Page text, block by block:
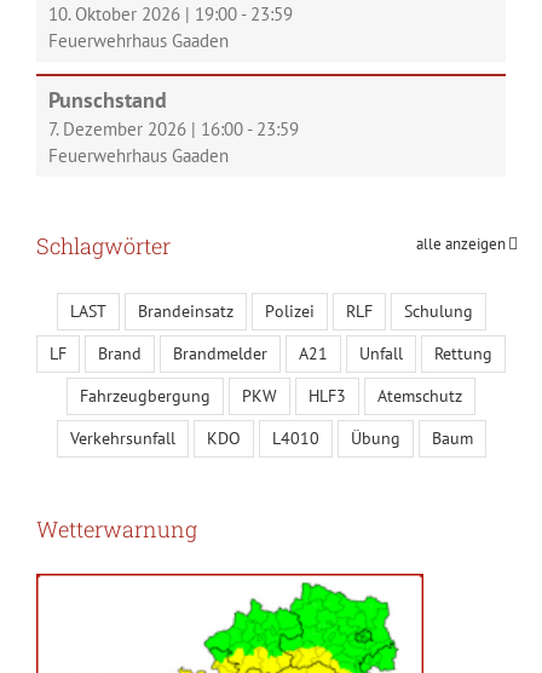
10. Oktober 2026 | 19:00 - 23:59
Feuerwehrhaus Gaaden
Punschstand
7. Dezember 2026 | 16:00 - 23:59
Feuerwehrhaus Gaaden
alle anzeigen
Schlagwörter
LAST Brandeinsatz Polizei RLF
Schulung
LF
Brand Brandmelder A21 Unfall
Rettung
Fahrzeugbergung
PKW HLF3
Atemschutz
Verkehrsunfall
KDO L4010 Übung Baum
Wetterwarnung